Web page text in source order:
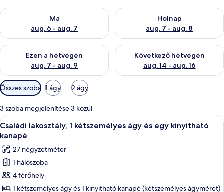
Ma
aug. 6 - aug. 7
A ma esti rendelkezésre állás ellenőrzése: aug. 6 - aug. 7
Holnap
aug. 7 - aug. 8
A holnapi rendelkezésre állás
Ezen a hétvégén
aug. 7 - aug. 9
A mostani hétvégi rendelkezésre állás ellenőrzése: aug. 7 -
Következő hétvégén
aug. 14 - aug. 16
A következő hétvégi
Szobákhoz
rendelkezésre
álló
szűrők
Összes szoba 1 ágy 2 ágy
3 szoba megjelenítése 3 közül
A
következő
szoba
összes
képének
megtekintése:
Családi
Egy emeletes ágyas szoba,
11
Családi lakosztály, 1 kétszemélyes ágy és egy kinyitható
kanapé
27 négyzetméter
1 hálószoba
4 férőhely
1 kétszemélyes ágy és 1 kinyitható kanapé (kétszemélyes ágyméret)